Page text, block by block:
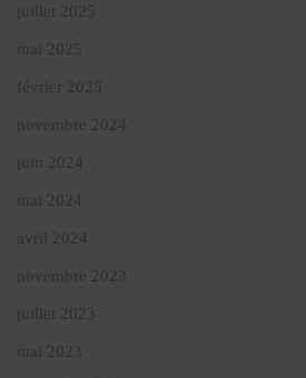
juillet 2025
mai 2025
février 2025
novembre 2024
juin 2024
mai 2024
avril 2024
novembre 2023
juillet 2023
mai 2023